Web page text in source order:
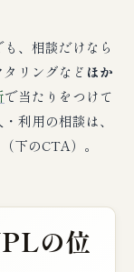
、相談だけなら
リングなど ほか
で当たりをつけて
利用の相談は、
下のCTA）。
の位